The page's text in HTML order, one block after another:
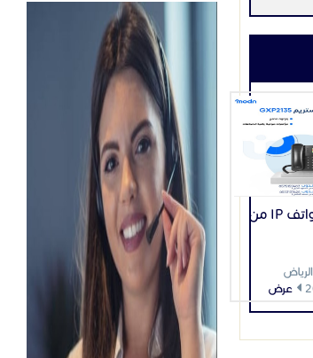
لماذا تختار هواتف IP من
الرياض
عرض